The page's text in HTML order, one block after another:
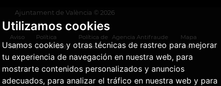
Utilizamos cookies
Usamos cookies y otras técnicas de rastreo para mejorar
tu experiencia de navegación en nuestra web, para
mostrarte contenidos personalizados y anuncios
adecuados, para analizar el tráfico en nuestra web y para
Ajuntament de València © 2026
Aviso
legal
Política
privacidad
Política de
cookies
Agencia Antifraude
Mapa
Web